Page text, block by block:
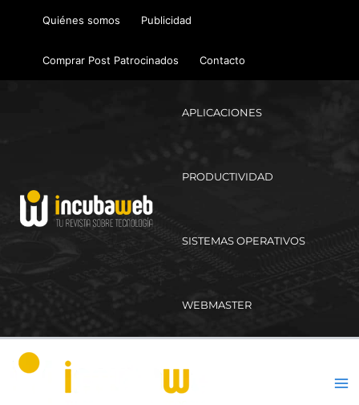
Quiénes somos Publicidad
Comprar Post Patrocinados Contacto
APLICACIONES
PRODUCTIVIDAD
SISTEMAS OPERATIVOS
WEBMASTER